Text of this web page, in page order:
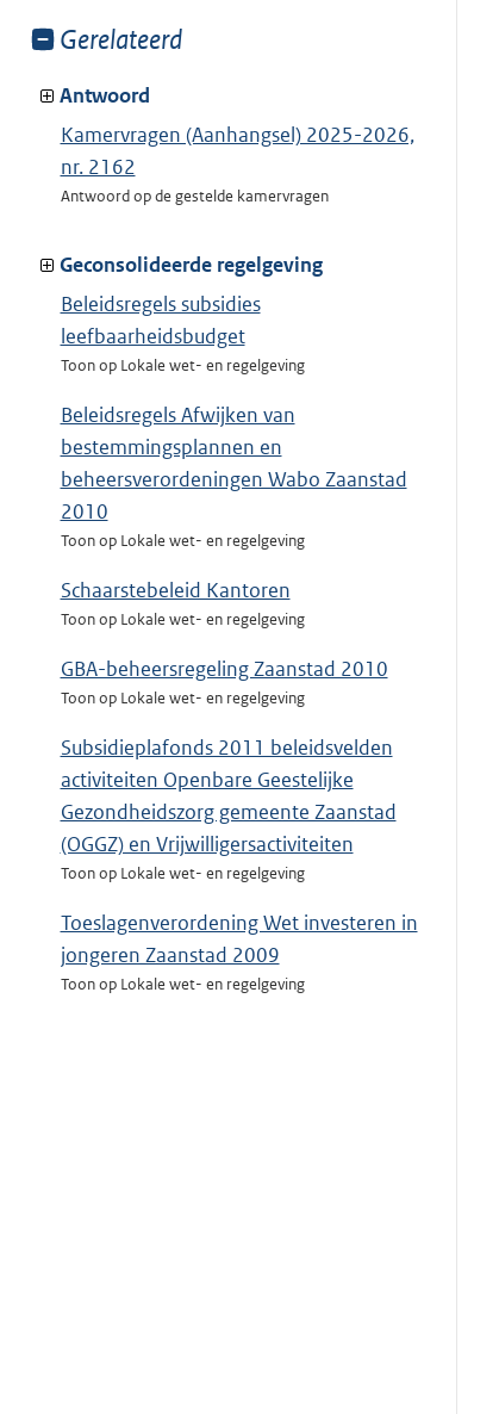
Toon
van:
Gerelateerd
Antwoord
Kamervragen (Aanhangsel) 2025-2026,
nr. 2162
Antwoord op de gestelde kamervragen
Geconsolideerde regelgeving
Beleidsregels subsidies
leefbaarheidsbudget
Toon op Lokale wet- en regelgeving
Beleidsregels Afwijken van
bestemmingsplannen en
beheersverordeningen Wabo Zaanstad
2010
Toon op Lokale wet- en regelgeving
Schaarstebeleid Kantoren
Toon op Lokale wet- en regelgeving
GBA-beheersregeling Zaanstad 2010
Toon op Lokale wet- en regelgeving
Subsidieplafonds 2011 beleidsvelden
activiteiten Openbare Geestelijke
Gezondheidszorg gemeente Zaanstad
(OGGZ) en Vrijwilligersactiviteiten
Toon op Lokale wet- en regelgeving
Toeslagenverordening Wet investeren in
jongeren Zaanstad 2009
Toon op Lokale wet- en regelgeving